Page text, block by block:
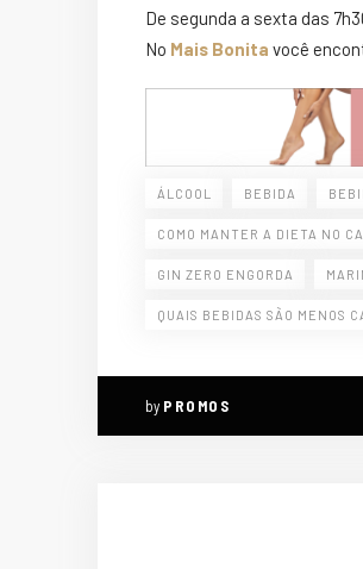
De segunda a sexta das
No Mais Bonita você
ÁLCOOL BEBIDA
COMO MANTER A DIETA NO
GIN ZERO ENGORDA
QUAIS BEBIDAS SÃO MENOS
by PROMOS